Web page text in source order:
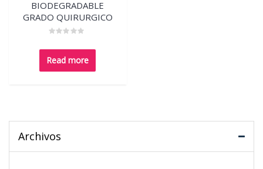
BIODEGRADABLE
GRADO QUIRURGICO
0
out
of
Read more
Archivos